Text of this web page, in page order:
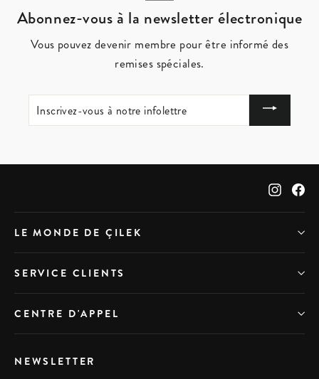
Abonnez-vous à la newsletter électronique
Vous pouvez devenir membre pour être informé des
remises spéciales.
INSCRIVEZ-
VOUS
LE MONDE DE ÇILEK
SERVICE CLIENTS
CENTRE D'APPEL
NEWSLETTER